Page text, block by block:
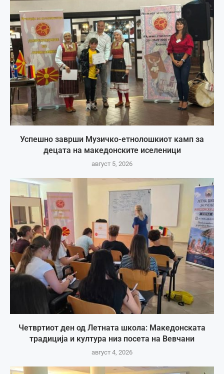
Успешно заврши Музичко-етнолошкиот камп за
децата на македонските иселеници
август 5, 2026
Четвртиот ден од Летната школа: Македонската
традиција и култура низ посета на Вевчани
август 4, 2026